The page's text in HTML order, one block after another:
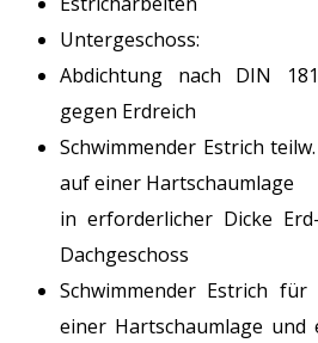
Untergeschoss:
Abdichtung nach DIN
gegen Erdreich
Schwimmender Estrich
auf einer Hartschaumlage
in erforderlicher Dicke
Dachgeschoss
Schwimmender Estrich
einer Hartschaumlage